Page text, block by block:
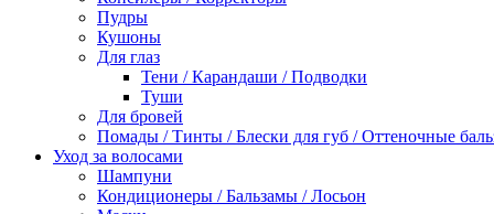
Пудры
Кушоны
Для глаз
Тени / Карандаши / Подводки
Туши
Для бровей
Помады / Тинты / Блески для губ / Оттеночные
Уход за волосами
Шампуни
Кондиционеры / Бальзамы / Лосьон